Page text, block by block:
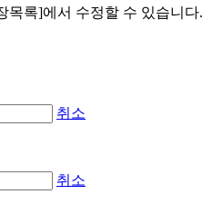
목록]에서 수정할 수 있습니다.
취소
취소